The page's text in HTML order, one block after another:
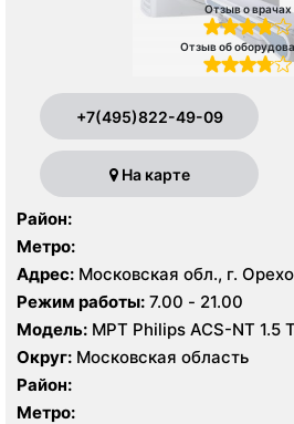
Отзыв о врачах
Отзыв об
+7(495)822-49-09
На карте
Район:
Метро:
Адрес: Московская обл., г.
Володарского, 14
Режим работы: 7.00 - 21.00
Модель: МРТ Philips ACS-NT 1.5
64 среза, УЗИ
Округ: Московская область
Район:
Метро: